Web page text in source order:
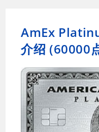
AmEx
介绍 (60000